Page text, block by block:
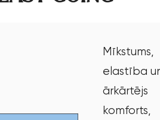
Mīkstums,
elastība
ārkārtējs
komforts,